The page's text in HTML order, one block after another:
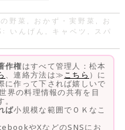
野菜 おかず・実野菜
お
いんげん キャベツ
スパ
作権はすべて管理人：松本
、連絡方法は≫こちら ）に
に作って下されば嬉しいで
界の料理情報の共有を目
ば小規模な範囲でＯＫなこ
やXなどのSNSにお